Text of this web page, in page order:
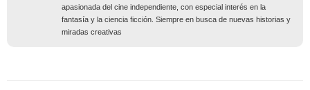
apasionada del cine independiente, con especial interés en la
fantasía y la ciencia ficción. Siempre en busca de nuevas historias y
miradas creativas